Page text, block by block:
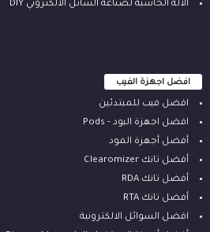
الآلة ‫الحاسبة لصناعة السائل الالكتروني‬ DIY
افضل اجهزة الفيب
افضل فيب للمبتدئين
افضل اجهزة البود - Pods
أفضل أجهزة المود
أفضل تانك Clearomizer
أفضل تانك RDA
أفضل تانك RTA
افضل السوائل الالكترونية